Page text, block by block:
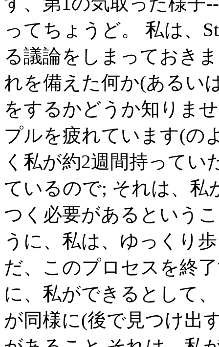
ってちょうど。 私は、
る議論をしまっておき
れを備えた何か(あるい
をするかどうか知りま
プルを疲れています(の
く私が約2週間持ってい
ているので; それは、私
つく必要があるという
うに、私は、ゆっくり
だ、このプロセスを終
に、私ができるとして
が同様に(後で見つけ出